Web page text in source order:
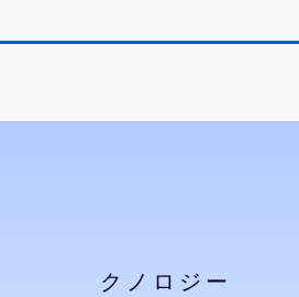
クノロジー